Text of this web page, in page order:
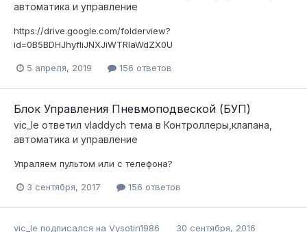
автоматика и управление
https://drive.google.com/folderview?
id=0B5BDHJhyfIiJNXJiWTRlaWdZX0U
5 апреля, 2019 156 ответов
Блок Управления Пневмоподвеской (БУП)
vic_le ответил vladdych тема в Контроллеры,клапана,
автоматика и управление
Упраляем пультом или с телефона?
3 сентября, 2017 156 ответов
vic_le подписался на Vysotin1986 30 сентября, 2016